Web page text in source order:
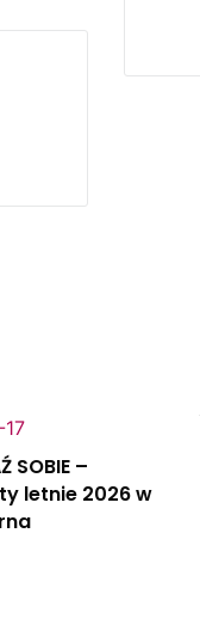
SOBIE –
letnie 2026 w